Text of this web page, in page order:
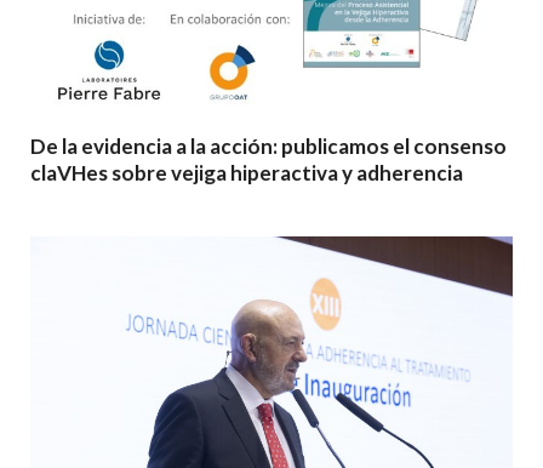
De la evidencia a la acción: publicamos el consenso
claVHes sobre vejiga hiperactiva y adherencia